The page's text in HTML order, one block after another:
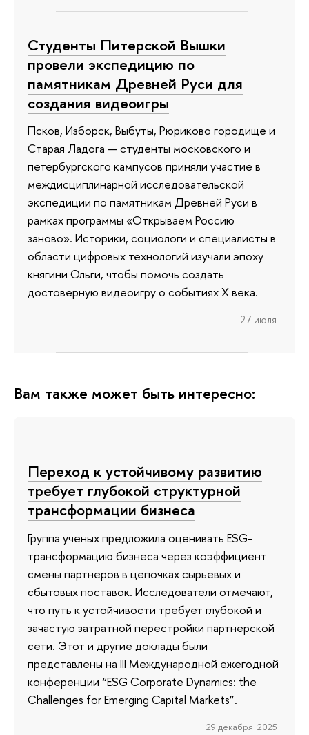
Студенты Питерской Вышки
провели экспедицию по
памятникам Древней Руси для
создания видеоигры
Псков, Изборск, Выбуты, Рюриково городище и
Старая Ладога — студенты московского и
петербургского кампусов приняли участие в
междисциплинарной исследовательской
экспедиции по памятникам Древней Руси в
рамках программы «Открываем Россию
заново». Историки, социологи и специалисты в
области цифровых технологий изучали эпоху
княгини Ольги, чтобы помочь создать
достоверную видеоигру о событиях X века.
27 июля
Вам также может быть интересно:
Переход к устойчивому развитию
требует глубокой структурной
трансформации бизнеса
Группа ученых предложила оценивать ESG-
трансформацию бизнеса через коэффициент
смены партнеров в цепочках сырьевых и
сбытовых поставок. Исследователи отмечают,
что путь к устойчивости требует глубокой и
зачастую затратной перестройки партнерской
сети. Этот и другие доклады были
представлены на III Международной ежегодной
конференции “ESG Corporate Dynamics: the
Challenges for Emerging Capital Markets”.
29 декабря 2025